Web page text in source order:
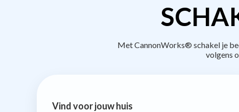
Met CannonWorks® schakel je
volgens
Vind voor jouw huis